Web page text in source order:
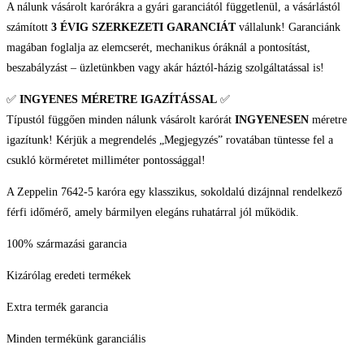
A nálunk vásárolt karórákra a gyári garanciától függetlenül, a vásárlástól
számított 3 ÉVIG SZERKEZETI GARANCIÁTvállalunk! Garanciánk
magában foglalja az elemcserét, mechanikus óráknál a pontosítást,
beszabályzást – üzletünkben vagy akár háztól-házig szolgáltatással is!
✅ INGYENES MÉRETRE IGAZÍTÁSSAL ✅
Típustól függően minden nálunk vásárolt karórát INGYENESEN méretre
igazítunk! Kérjük a megrendelés „Megjegyzés” rovatában tüntesse fel a
csukló körméretet milliméter pontossággal!
A Zeppelin 7642-5 karóra egy klasszikus, sokoldalú dizájnnal rendelkező
férfi időmérő, amely bármilyen elegáns ruhatárral jól működik.
100% származási garancia
Kizárólag eredeti termékek
Extra termék garancia
Minden termékünk garanciális